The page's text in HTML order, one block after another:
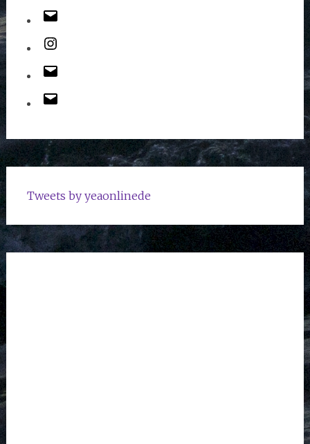
Tweets by yeaonlinede